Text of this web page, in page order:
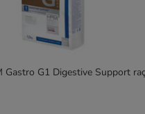
Gastro G1 Digestive Support